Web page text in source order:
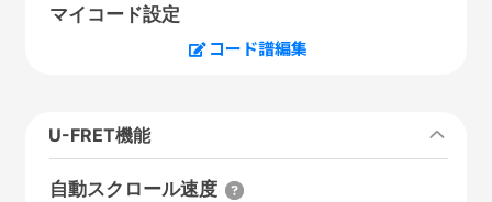
マイコード設定
コード譜編集
U-FRET機能
自動スクロール速度